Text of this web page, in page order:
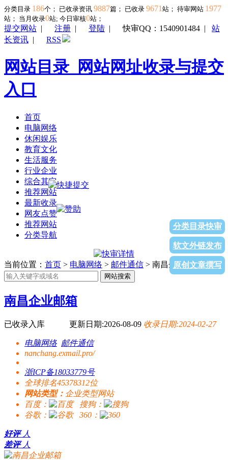
分类目录 186个； 已收录资讯 9887篇； 已收录 9671 站； 待审网站 1977
站； 当月收录0站; 今日审核0站；
提交网站 | 注册 | 登陆 |快审QQ：1540901484 | 站
长资讯 | RSS
网站目录_网站网址收录与提交
入口
首页
电脑网络
休闲娱乐
教育文化
生活服务
行业企业
综合其它
推荐网站
最新收录
网友点赞
推荐网站
分类导航
分类目录快审
软文外链发布
原创文章撰写
当前位置： 首页 > 电脑网络 > 邮件通信 > 南昌企业邮箱
网站搜索
南昌企业邮箱
已收录入库 更新日期:2026-08-09 收录日期:2024-02-27
电脑网络 邮件通信
nanchang.exmail.pro/
浙ICP备18033779号
全球排名45378312位
网站类型： 企业类型网站
百度：
搜狗：
谷歌：
360：
好评 人
差评 人